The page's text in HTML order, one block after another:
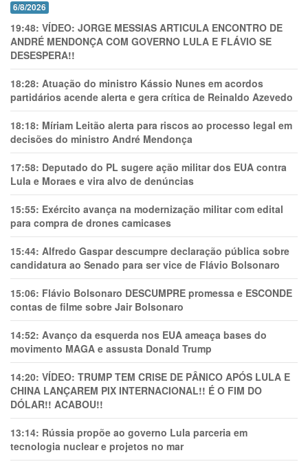
6/8/2026
19:48: VÍDEO: JORGE MESSIAS ARTICULA ENCONTRO DE
ANDRÉ MENDONÇA COM GOVERNO LULA E FLÁVIO SE
DESESPERA!!
18:28: Atuação do ministro Kássio Nunes em acordos
partidários acende alerta e gera crítica de Reinaldo Azevedo
18:18: Míriam Leitão alerta para riscos ao processo legal em
decisões do ministro André Mendonça
17:58: Deputado do PL sugere ação militar dos EUA contra
Lula e Moraes e vira alvo de denúncias
15:55: Exército avança na modernização militar com edital
para compra de drones camicases
15:44: Alfredo Gaspar descumpre declaração pública sobre
candidatura ao Senado para ser vice de Flávio Bolsonaro
15:06: Flávio Bolsonaro DESCUMPRE promessa e ESCONDE
contas de filme sobre Jair Bolsonaro
14:52: Avanço da esquerda nos EUA ameaça bases do
movimento MAGA e assusta Donald Trump
14:20: VÍDEO: TRUMP TEM CRlSE DE PÂNlCO APÓS LULA E
CHINA LANÇAREM PIX INTERNACIONAL!! É O FIM DO
DÓLAR!! ACABOU!!
13:14: Rússia propõe ao governo Lula parceria em
tecnologia nuclear e projetos no mar